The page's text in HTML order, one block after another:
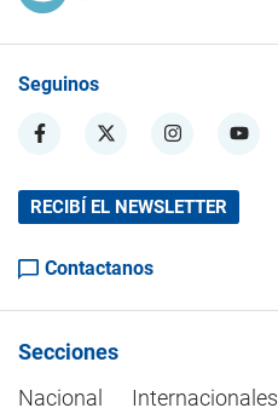
Seguinos
RECIBÍ EL NEWSLETTER
Contactanos
Secciones
Nacional
Internacionales